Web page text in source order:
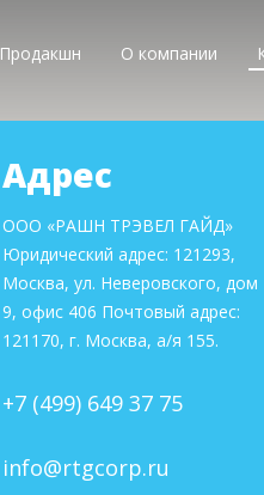
Продакшн О компании
Адрес
ООО «РАШН ТРЭВЕЛ ГАЙД»
Юридический адрес: 121293,
Москва, ул. Неверовского, дом
9, офис 406 Почтовый адрес:
121170, г. Москва, а/я 155.
+7 (499) 649 37 75
info@rtgcorp.ru